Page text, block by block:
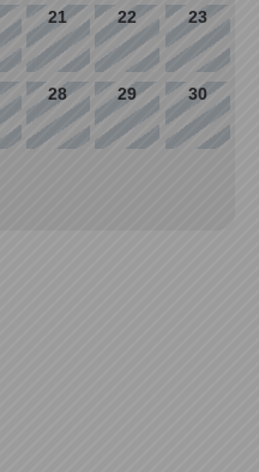
21 22 23
28 29 30